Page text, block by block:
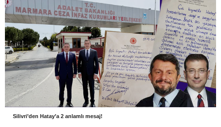
Silivri’den Hatay’a 2 anlamlı mesaj!